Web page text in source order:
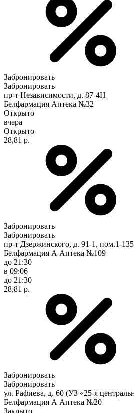
Забронировать
Забронировать
пр-т Независимости, д. 87-4Н
Белфармация Аптека №32
Открыто
вчера
Открыто
28,81 р.
Забронировать
Забронировать
пр-т Дзержинского, д. 91-1, пом.1-135
Белфармация А Аптека №109
до 21:30
в 09:06
до 21:30
28,81 р.
Забронировать
Забронировать
ул. Рафиева, д. 60 (УЗ «25-я
Белфармация А Аптека №20
Закрыто